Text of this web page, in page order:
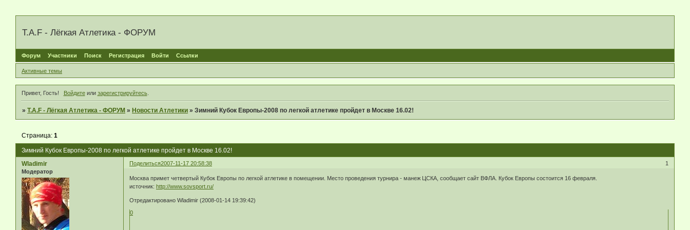
T.A.F - Лёгкая Атлетика - ФОРУМ
Форум Участники Поиск Регистрация Войти Ссылки
Активные темы
Привет, Гость! Войдитеили зарегистрируйтесь.
»T.A.F - Лёгкая Атлетика - ФОРУМ » Новости Атлетики »Зимний Кубок Европы-2008 по легкой атлетике пройдет в Москве 16.02!
Зимний Кубок Европы-2008 по легкой атлетике пройдет в Москве 16.02!
Страница:1
Поделиться 1
2007-11-17 20:58:38
Wladimir
Модератор
Москва примет четвертый Кубок Европы по легкой атлетике в помещении. Место проведения турнира - манеж ЦСКА, сообщает сайт ВФЛА. Кубок Европы состоится 16 февраля.
источник:http://www.sovsport.ru/
Отредактировано Wladimir (2008-01-14 19:39:42)
0